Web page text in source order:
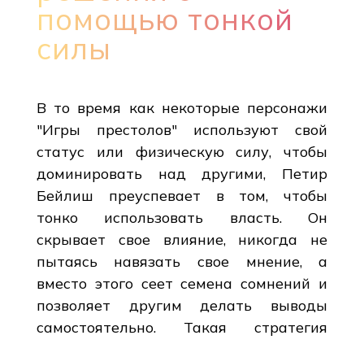
помощью тонкой
силы
В то время как некоторые персонажи
"Игры престолов" используют свой
статус или физическую силу, чтобы
доминировать над другими, Петир
Бейлиш преуспевает в том, чтобы
тонко использовать власть. Он
скрывает свое влияние, никогда не
пытаясь навязать свое мнение, а
вместо этого сеет семена сомнений и
позволяет другим делать выводы
самостоятельно. Такая стратегия